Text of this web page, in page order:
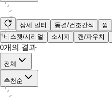
상세 필터 동결/건조간식 껌
비스켓/시리얼
소시지 캔/파우치
0개의 결과
전체
추천순